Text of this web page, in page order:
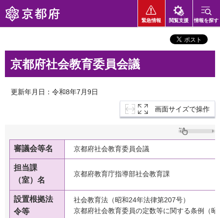
京都府
緊急情報 閲覧支援 情報を探す
京都府社会教育委員会議
更新年月日：令和8年7月9日
画面サイズで操作
審議会等名 京都府社会教育委員会議
担当課
（室）名
京都府教育庁指導部社会教育課
設置根拠法
令等
社会教育法（昭和24年法律第207号）
京都府社会教育委員の定数等に関する条例（